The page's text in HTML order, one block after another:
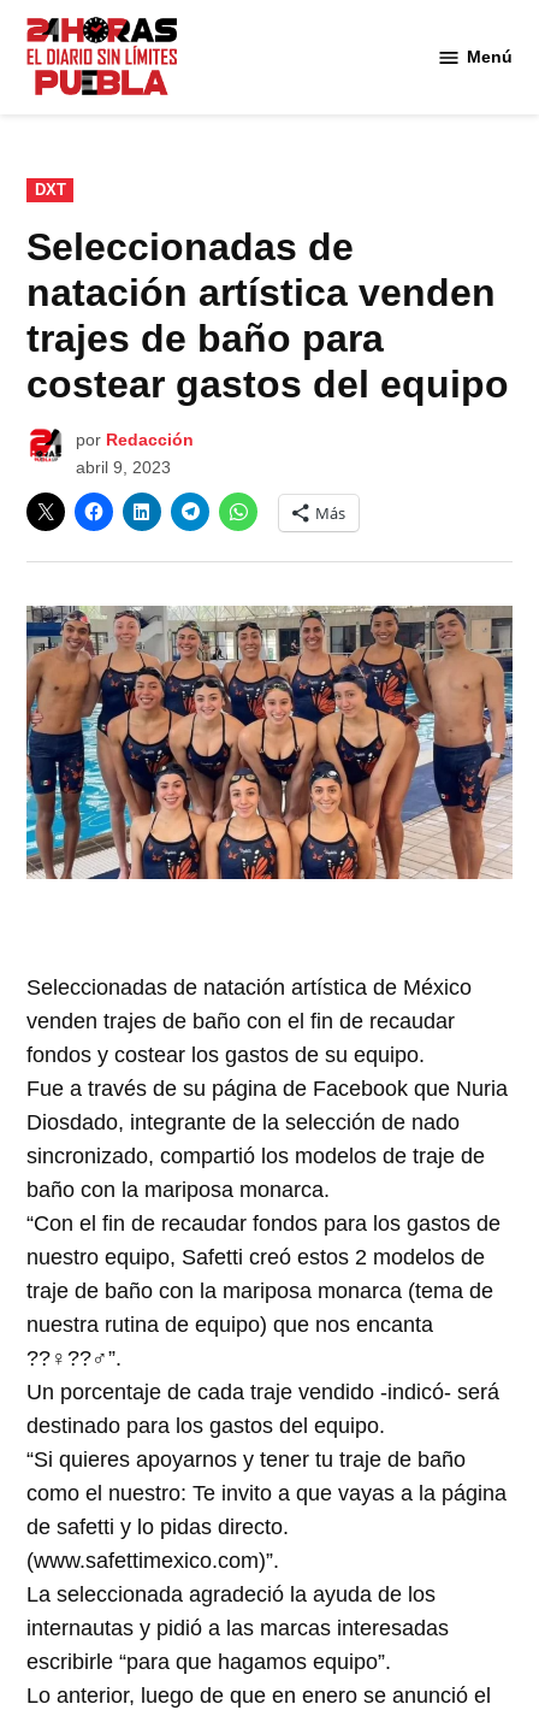
Saltar
contenido
Menú
PUBLICADO
EN
DXT
Seleccionadas de
natación artística venden
trajes de baño para
costear gastos del equipo
por Redacción
abril 9, 2023
Más
Seleccionadas de natación artística de México
venden trajes de baño con el fin de recaudar
fondos y costear los gastos de su equipo.
Fue a través de su página de Facebook que Nuria
Diosdado, integrante de la selección de nado
sincronizado, compartió los modelos de traje de
baño con la mariposa monarca.
“Con el fin de recaudar fondos para los gastos de
nuestro equipo, Safetti creó estos 2 modelos de
traje de baño con la mariposa monarca (tema de
nuestra rutina de equipo) que nos encanta
??‍♀️??‍♂️”.
Un porcentaje de cada traje vendido -indicó- será
destinado para los gastos del equipo.
“Si quieres apoyarnos y tener tu traje de baño
como el nuestro: Te invito a que vayas a la página
de safetti y lo pidas directo.
(www.safettimexico.com)”.
La seleccionada agradeció la ayuda de los
internautas y pidió a las marcas interesadas
escribirle “para que hagamos equipo”.
Lo anterior, luego de que en enero se anunció el